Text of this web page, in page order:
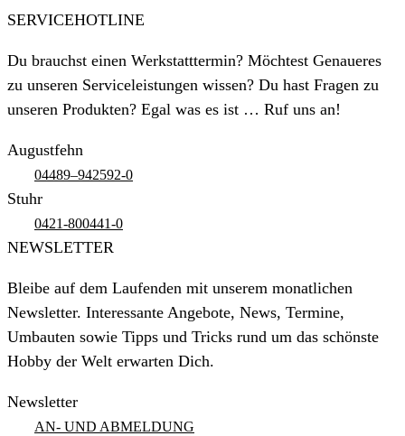
SERVICEHOTLINE
Du brauchst einen Werkstatttermin? Möchtest Genaueres
zu unseren Serviceleistungen wissen? Du hast Fragen zu
unseren Produkten? Egal was es ist … Ruf uns an!
Augustfehn
04489–942592-0
Stuhr
0421-800441-0
NEWSLETTER
Bleibe auf dem Laufenden mit unserem monatlichen
Newsletter. Interessante Angebote, News, Termine,
Umbauten sowie Tipps und Tricks rund um das schönste
Hobby der Welt erwarten Dich.
Newsletter
AN- UND ABMELDUNG